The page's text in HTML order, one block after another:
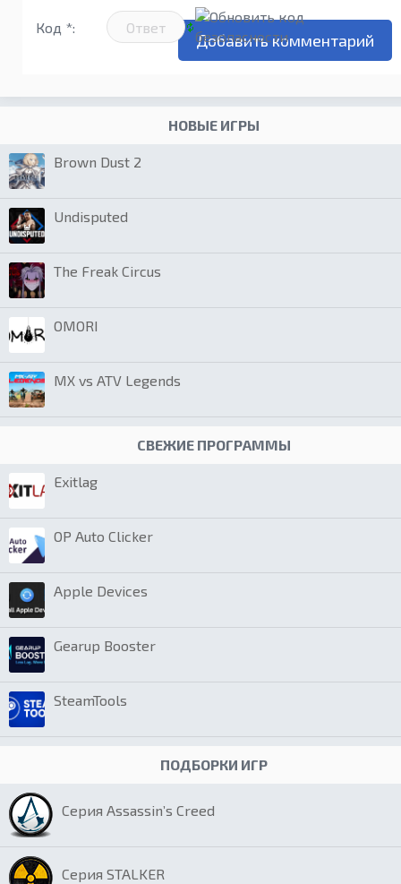
Код *:
НОВЫЕ ИГРЫ
Brown Dust 2
Undisputed
The Freak Circus
OMORI
MX vs ATV Legends
СВЕЖИЕ ПРОГРАММЫ
Exitlag
OP Auto Clicker
Apple Devices
Gearup Booster
SteamTools
ПОДБОРКИ ИГР
Серия Assassin’s Creed
Серия STALKER